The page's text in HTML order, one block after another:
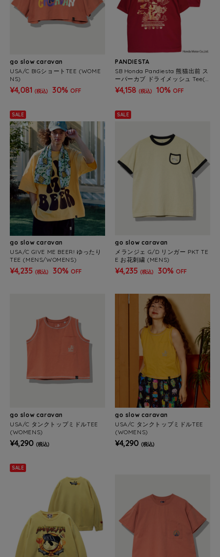
go slow caravan
USA/C BIGショートTEE (WOME
NS)
¥4,081 (税込) 30% OFF
PANDIESTA
SB Honda Pandiesta 熊猫出前 ス
ーパーカブ ドライメッシュ Tee(5
26504 MENS/WOMENS）
¥4,158 (税込) 10% OFF
SALE
go slow caravan
USA/C GIVE ME BEER! ゆったり
TEE (MENS/WOMENS)
¥4,235 (税込) 30% OFF
SALE
go slow caravan
メランジェ G/D リンガー PKT TE
E お花刺繍 (MENS)
¥4,235 (税込) 30% OFF
go slow caravan
USA/C タンクトップミドルTEE
(WOMENS)
¥4,290 (税込)
go slow caravan
USA/C タンクトップミドルTEE
(WOMENS)
¥4,290 (税込)
SALE